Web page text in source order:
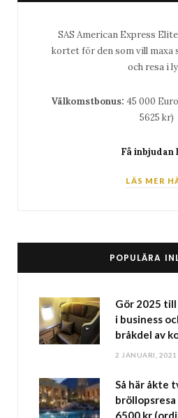
SAS American Express
kortet för den som vill maxa
och resa i
Välkomstbonus: 45 000
5625 kr)
Få inbjudan
LÄS MER
POPULÄRA
Gör 2025
i business
bråkdel av
2 JANUARI, 2021
Så här åkte
6500 kr